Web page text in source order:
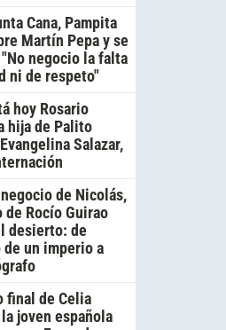
Cana, Pampita
Martín Pepa y se
negocio la falta
ni de respeto"
hoy Rosario
hija de Palito
Salazar,
de Nicolás,
de Rocío Guirao
desierto: de
de un imperio a
final de Celia
joven española